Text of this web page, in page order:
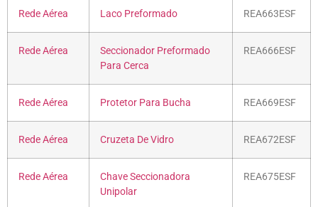
Rede Aérea Laco Preformado REA663ESF
Rede Aérea
Seccionador Preformado
Para Cerca
REA666ESF
Rede Aérea Protetor Para Bucha REA669ESF
Rede Aérea Cruzeta De Vidro REA672ESF
Rede Aérea
Chave Seccionadora
Unipolar
REA675ESF